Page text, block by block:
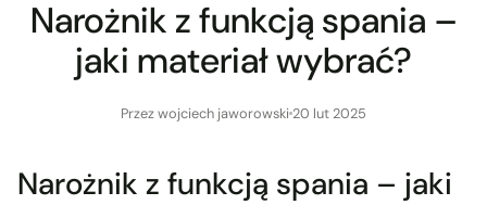
Narożnik z funkcją spania –
jaki materiał wybrać?
Przez wojciech jaworowski 20 lut 2025
Narożnik z funkcją spania – jaki